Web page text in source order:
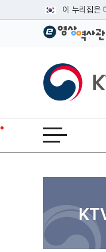
이 누리집은
공식 누리집
이밖에 or.kr
운영중인 공
KTV국민방송
전체메뉴 열기